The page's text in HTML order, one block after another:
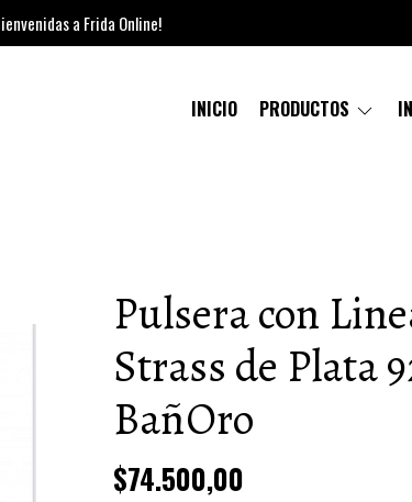
a Frida Online!
INICIO PRODUCTOS
Pulsera con
Strass de Plata
BañOro
$74.500,00